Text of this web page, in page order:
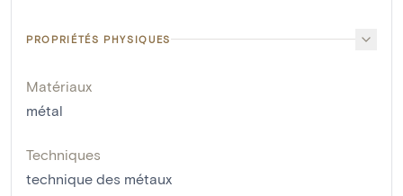
PROPRIÉTÉS PHYSIQUES
Matériaux
métal
Techniques
technique des métaux